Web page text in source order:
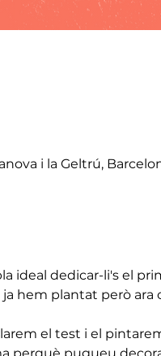
i la Geltrú,
ideal dedicar-li's el
hem plantat però ara
el test i el